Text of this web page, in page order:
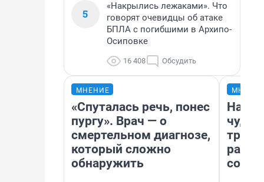
5
«Накрылись лежаками». Что
говорят очевидцы об атаке
БПЛА с погибшими в Архипо-
Осиповке
16 408 Обсудить
МНЕНИЕ
«Спуталась речь, понес
пургу». Врач — о
смертельном диагнозе,
который сложно
обнаружить